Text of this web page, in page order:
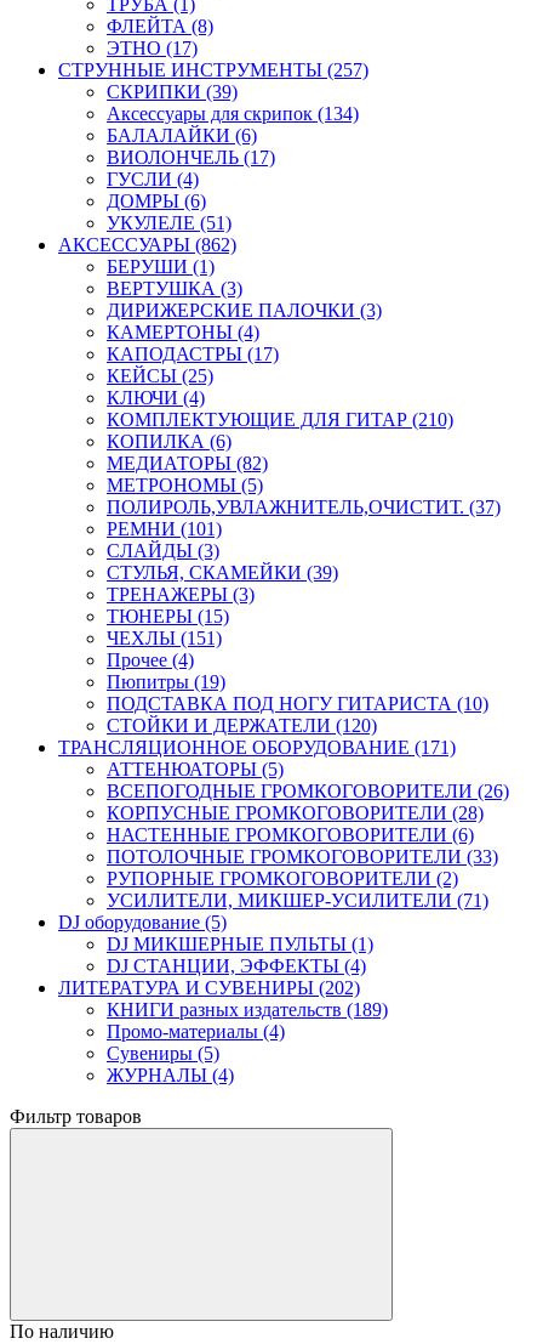
ФЛЕЙТА (8)
ЭТНО (17)
СТРУННЫЕ ИНСТРУМЕНТЫ (257)
СКРИПКИ (39)
Аксессуары для скрипок (134)
БАЛАЛАЙКИ (6)
ВИОЛОНЧЕЛЬ (17)
ГУСЛИ (4)
ДОМРЫ (6)
УКУЛЕЛЕ (51)
АКСЕССУАРЫ (862)
БЕРУШИ (1)
ВЕРТУШКА (3)
ДИРИЖЕРСКИЕ ПАЛОЧКИ (3)
КАМЕРТОНЫ (4)
КАПОДАСТРЫ (17)
КЕЙСЫ (25)
КЛЮЧИ (4)
КОМПЛЕКТУЮЩИЕ ДЛЯ ГИТАР (210)
КОПИЛКА (6)
МЕДИАТОРЫ (82)
МЕТРОНОМЫ (5)
ПОЛИРОЛЬ,УВЛАЖНИТЕЛЬ,ОЧИСТИТ. (37)
РЕМНИ (101)
СЛАЙДЫ (3)
СТУЛЬЯ, СКАМЕЙКИ (39)
ТРЕНАЖЕРЫ (3)
ТЮНЕРЫ (15)
ЧЕХЛЫ (151)
Прочее (4)
Пюпитры (19)
ПОДСТАВКА ПОД НОГУ ГИТАРИСТА (10)
СТОЙКИ И ДЕРЖАТЕЛИ (120)
ТРАНСЛЯЦИОННОЕ ОБОРУДОВАНИЕ (171)
АТТЕНЮАТОРЫ (5)
ВСЕПОГОДНЫЕ ГРОМКОГОВОРИТЕЛИ (26)
КОРПУСНЫЕ ГРОМКОГОВОРИТЕЛИ (28)
НАСТЕННЫЕ ГРОМКОГОВОРИТЕЛИ (6)
ПОТОЛОЧНЫЕ ГРОМКОГОВОРИТЕЛИ (33)
РУПОРНЫЕ ГРОМКОГОВОРИТЕЛИ (2)
УСИЛИТЕЛИ, МИКШЕР-УСИЛИТЕЛИ (71)
DJ оборудование (5)
DJ МИКШЕРНЫЕ ПУЛЬТЫ (1)
DJ СТАНЦИИ, ЭФФЕКТЫ (4)
ЛИТЕРАТУРА И СУВЕНИРЫ (202)
КНИГИ разных издательств (189)
Промо-материалы (4)
Сувениры (5)
ЖУРНАЛЫ (4)
Фильтр товаров
По наличию